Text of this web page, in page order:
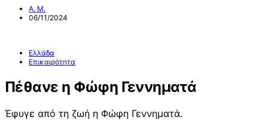
Α. Μ.
06/11/2024
Ελλάδα
Επικαιρότητα
Πέθανε η Φώφη Γεννηματά
Έφυγε από τη ζωή η Φώφη Γεννηματά.